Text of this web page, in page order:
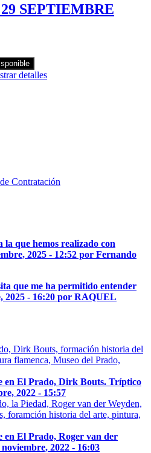
SEPTIEMBRE
detalles
Contratación
la que hemos realizado con
2025 - 12:52 por Fernando
que me ha permitido entender
2025 - 16:20 por RAQUEL
en El Prado, Dirk Bouts. Tríptico
2022 - 15:57
en El Prado, Roger van der
noviembre, 2022 - 16:03